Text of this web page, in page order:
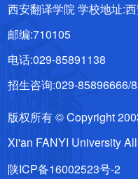
西安翻译学院 学校地址:
邮编:710105
电话:029-85891138
招生咨询:029-85896666/
版权所有 © Copyright
Xi'an FANYI University
陕ICP备16002523号-2